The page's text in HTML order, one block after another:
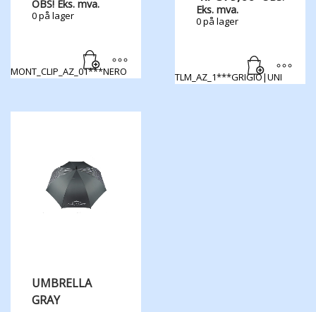
OBS! Eks. mva.
0 på lager
MONT_CLIP_AZ_01***NERO
Eks. mva.
0 på lager
TLM_AZ_1***GRIGIO|UNI
UMBRELLA
GRAY